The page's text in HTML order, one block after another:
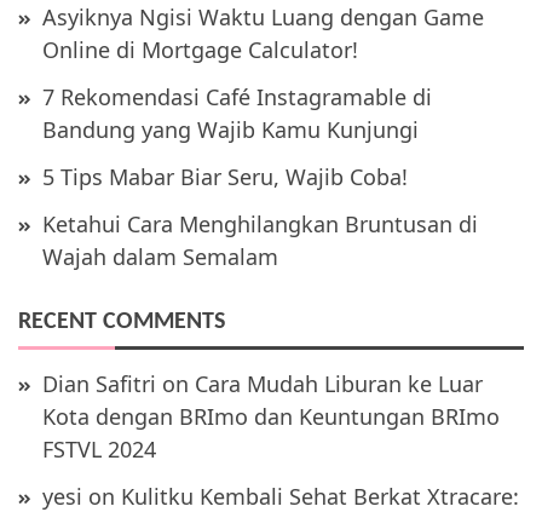
Asyiknya Ngisi Waktu Luang dengan Game
Online di Mortgage Calculator!
7 Rekomendasi Café Instagramable di
Bandung yang Wajib Kamu Kunjungi
5 Tips Mabar Biar Seru, Wajib Coba!
Ketahui Cara Menghilangkan Bruntusan di
Wajah dalam Semalam
RECENT COMMENTS
Dian Safitri on Cara Mudah Liburan ke Luar
Kota dengan BRImo dan Keuntungan BRImo
FSTVL 2024
yesi on Kulitku Kembali Sehat Berkat Xtracare: